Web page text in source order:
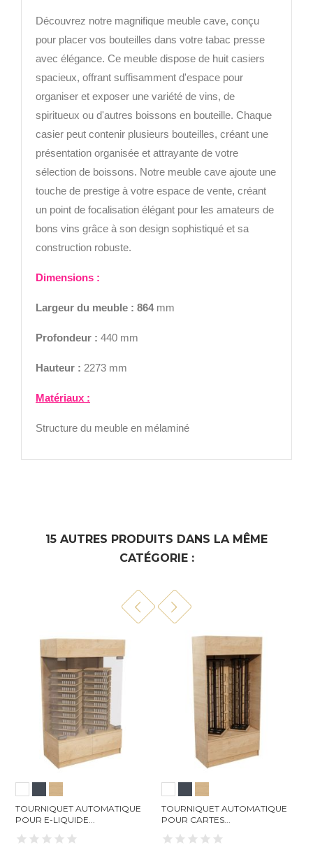
Découvrez notre magnifique meuble cave, conçu
pour placer vos bouteilles dans votre tabac presse
avec élégance. Ce meuble dispose de huit casiers
spacieux, offrant suffisamment d'espace pour
organiser et exposer une variété de vins, de
spiritueux ou d'autres boissons en bouteille. Chaque
casier peut contenir plusieurs bouteilles, créant une
présentation organisée et attrayante de votre
sélection de boissons. Notre meuble cave ajoute une
touche de prestige à votre espace de vente, créant
un point de focalisation élégant pour les amateurs de
bons vins grâce à son design sophistiqué et sa
construction robuste.
Dimensions :
Largeur du meuble : 864mm
Profondeur : 440 mm
Hauteur : 2273 mm
Matériaux :
Structure du meuble en mélaminé
15 AUTRES PRODUITS DANS LA MÊME
CATÉGORIE :
AUTOMATIQUE
E-LIQUIDE...
TOURNIQUET AUTOMATIQUE
POUR CARTES...